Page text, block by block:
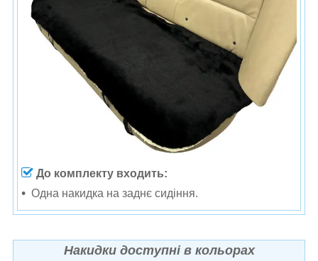
До комплекту входить:
Одна накидка на заднє сидіння.
Накидки доступні в кольорах